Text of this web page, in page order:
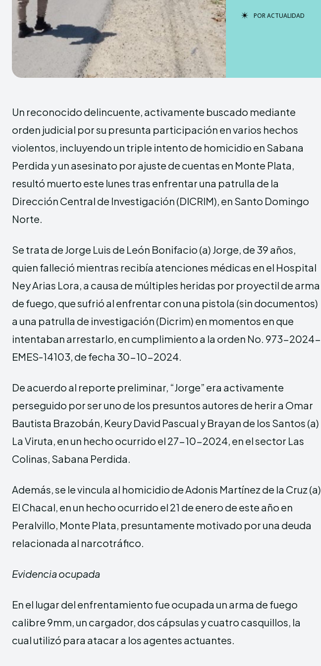
PORACTUALIDAD
Un reconocido delincuente, activamente buscado mediante
orden judicial por su presunta participación en varios hechos
violentos, incluyendo un triple intento de homicidio en Sabana
Perdida y un asesinato por ajuste de cuentas en Monte Plata,
resultó muerto este lunes tras enfrentar una patrulla de la
Dirección Central de Investigación (DICRIM), en Santo Domingo
Norte.
Se trata de Jorge Luis de León Bonifacio (a) Jorge, de 39 años,
quien falleció mientras recibía atenciones médicas en el Hospital
Ney Arias Lora, a causa de múltiples heridas por proyectil de arma
de fuego, que sufrió al enfrentar con una pistola (sin documentos)
a una patrulla de investigación (Dicrim) en momentos en que
intentaban arrestarlo, en cumplimiento a la orden No. 973-2024-
EMES-14103, de fecha 30-10-2024.
De acuerdo al reporte preliminar, “Jorge” era activamente
perseguido por ser uno de los presuntos autores de herir a Omar
Bautista Brazobán, Keury David Pascual y Brayan de los Santos (a)
La Viruta, en un hecho ocurrido el 27-10-2024, en el sector Las
Colinas, Sabana Perdida.
Además, se le vincula al homicidio de Adonis Martínez de la Cruz (a)
El Chacal, en un hecho ocurrido el 21 de enero de este año en
Peralvillo, Monte Plata, presuntamente motivado por una deuda
relacionada al narcotráfico.
Evidencia ocupada
En el lugar del enfrentamiento fue ocupada un arma de fuego
calibre 9mm, un cargador, dos cápsulas y cuatro casquillos, la
cual utilizó para atacar a los agentes actuantes.